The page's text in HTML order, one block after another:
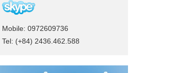
Mobile: 0972609736
Tel: (+84) 2436.462.588